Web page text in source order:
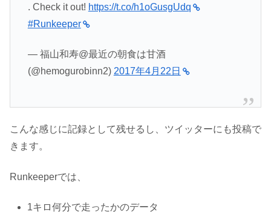
. Check it out! https://t.co/h1oGusgUdq
#Runkeeper
— 福山和寿@最近の朝食は甘酒
(@hemogurobinn2) 2017年4月22日
こんな感じに記録として残せるし、ツイッターにも投稿で
きます。
Runkeeperでは、
1キロ何分で走ったかのデータ